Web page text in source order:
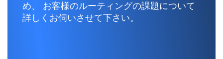
め、 お客様のルーティングの課題について
詳しくお伺いさせて下さい。